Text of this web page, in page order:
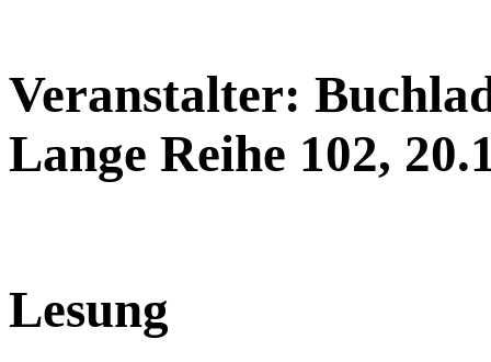
Veranstalter:
Lange Reihe 102,
Lesung